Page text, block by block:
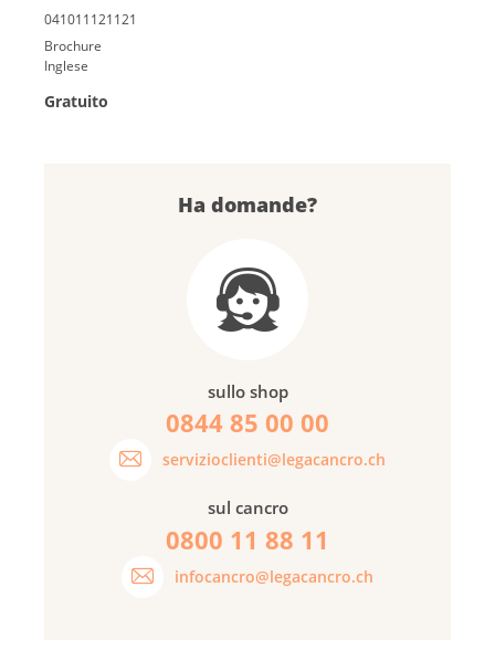
Brochure
Inglese
Gratuito
Ha domande?
sullo shop
0844 85 00 00
servizioclienti@legacancro.ch
sul cancro
0800 11 88 11
infocancro@legacancro.ch